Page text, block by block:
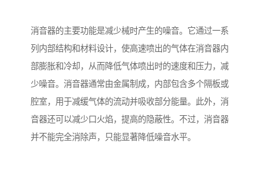
消音器的主要功能是减少械时产生的噪音。它通过一系
列内部结构和材料设计，使高速喷出的气体在消音器内
部膨胀和冷却，从而降低气体喷出时的速度和压力，减
少噪音。消音器通常由金属制成，内部包含多个隔板或
腔室，用于减缓气体的流动并吸收部分能量。此外，消
音器还可以减少口火焰，提高的隐蔽性。不过，消音器
并不能完全消除声，只能显著降低噪音水平。